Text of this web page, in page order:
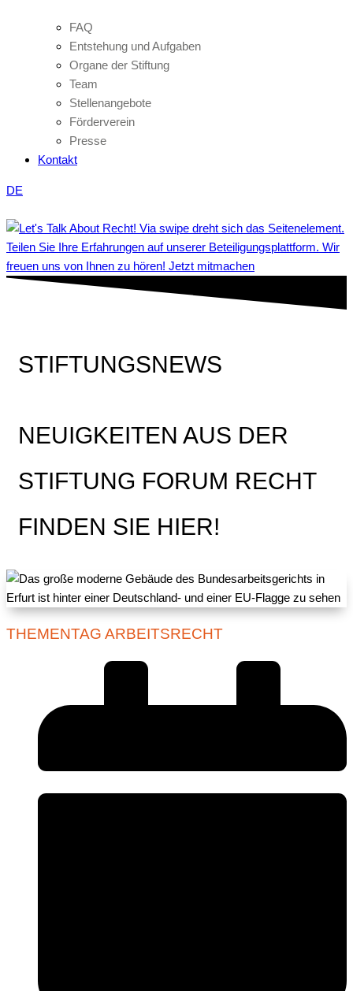
FAQ
Entstehung und Aufgaben
Organe der Stiftung
Team
Stellenangebote
Förderverein
Presse
Kontakt
DE
Teilen Sie Ihre Erfahrungen auf unserer Beteiligungsplattform. Wir
freuen uns von Ihnen zu hören! Jetzt mitmachen
STIFTUNGSNEWS
NEUIGKEITEN AUS DER
STIFTUNG FORUM RECHT
FINDEN SIE HIER!
THEMENTAG ARBEITSRECHT